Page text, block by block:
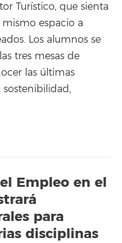
Turístico, que sienta
espacio a
Los alumnos se
tres mesas de
las últimas
Empleo en el
para
disciplinas